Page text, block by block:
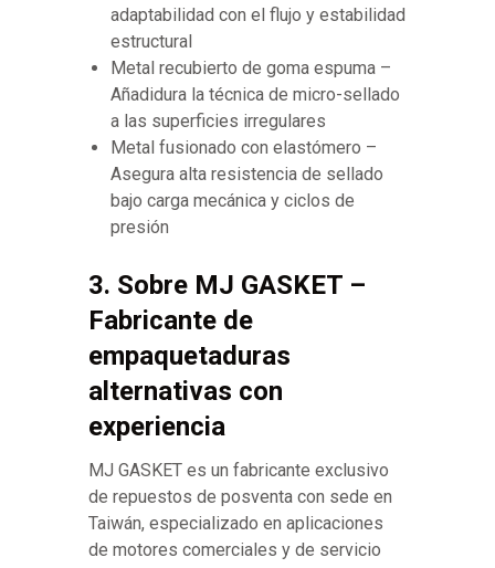
adaptabilidad con el flujo y estabilidad
estructural
Metal recubierto de goma espuma –
Añadidura la técnica de micro-sellado
a las superficies irregulares
Metal fusionado con elastómero –
Asegura alta resistencia de sellado
bajo carga mecánica y ciclos de
presión
3. Sobre MJ GASKET –
Fabricante de
empaquetaduras
alternativas con
experiencia
MJ GASKET es un fabricante exclusivo
de repuestos de posventa con sede en
Taiwán, especializado en aplicaciones
de motores comerciales y de servicio